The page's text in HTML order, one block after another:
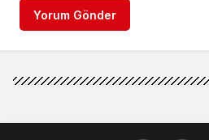
Yorum Gönder